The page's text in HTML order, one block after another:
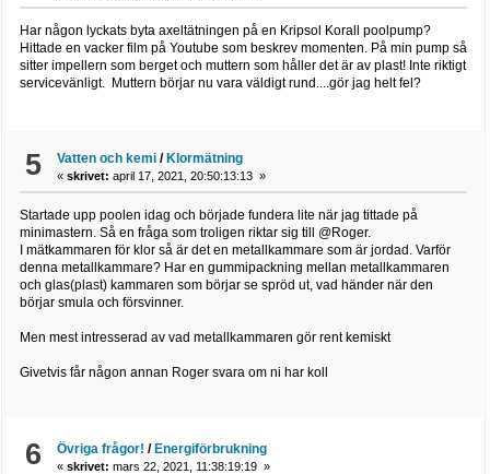
Har någon lyckats byta axeltätningen på en Kripsol Korall poolpump?
Hittade en vacker film på Youtube som beskrev momenten. På min pump så
sitter impellern som berget och muttern som håller det är av plast! Inte riktigt
servicevänligt. Muttern börjar nu vara väldigt rund....gör jag helt fel?
5 Vatten och kemi / Klormätning
«skrivet: april 17, 2021, 20:50:13:13 »
Startade upp poolen idag och började fundera lite när jag tittade på
minimastern. Så en fråga som troligen riktar sig till @Roger.
I mätkammaren för klor så är det en metallkammare som är jordad. Varför
denna metallkammare? Har en gummipackning mellan metallkammaren
och glas(plast) kammaren som börjar se spröd ut, vad händer när den
börjar smula och försvinner.
Men mest intresserad av vad metallkammaren gör rent kemiskt
Givetvis får någon annan Roger svara om ni har koll
6 Övriga frågor! /Energiförbrukning
«skrivet: mars 22, 2021, 11:38:19:19 »